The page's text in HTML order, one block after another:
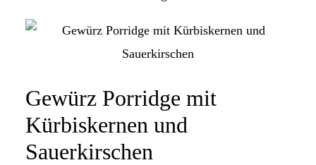
Gewürz Porridge mit
Kürbiskernen und
Sauerkirschen